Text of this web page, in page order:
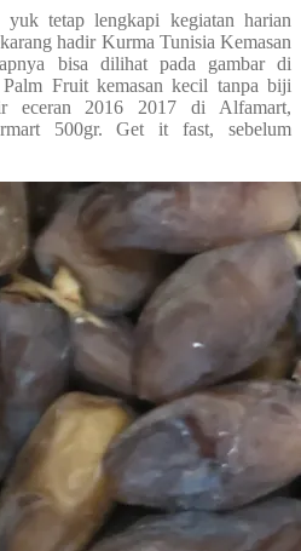
tetap lengkapi kegiatan harian
hadir Kurma Tunisia Kemasan
bisa dilihat pada gambar di
Fruit kemasan kecil tanpa biji
eceran 2016 2017 di Alfamart,
500gr. Get it fast, sebelum